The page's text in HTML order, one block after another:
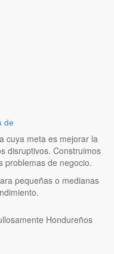
de
cuya meta es mejorar la
disruptivos. Construimos
problemas de negocio.
pequeñas o medianas
Hondureños